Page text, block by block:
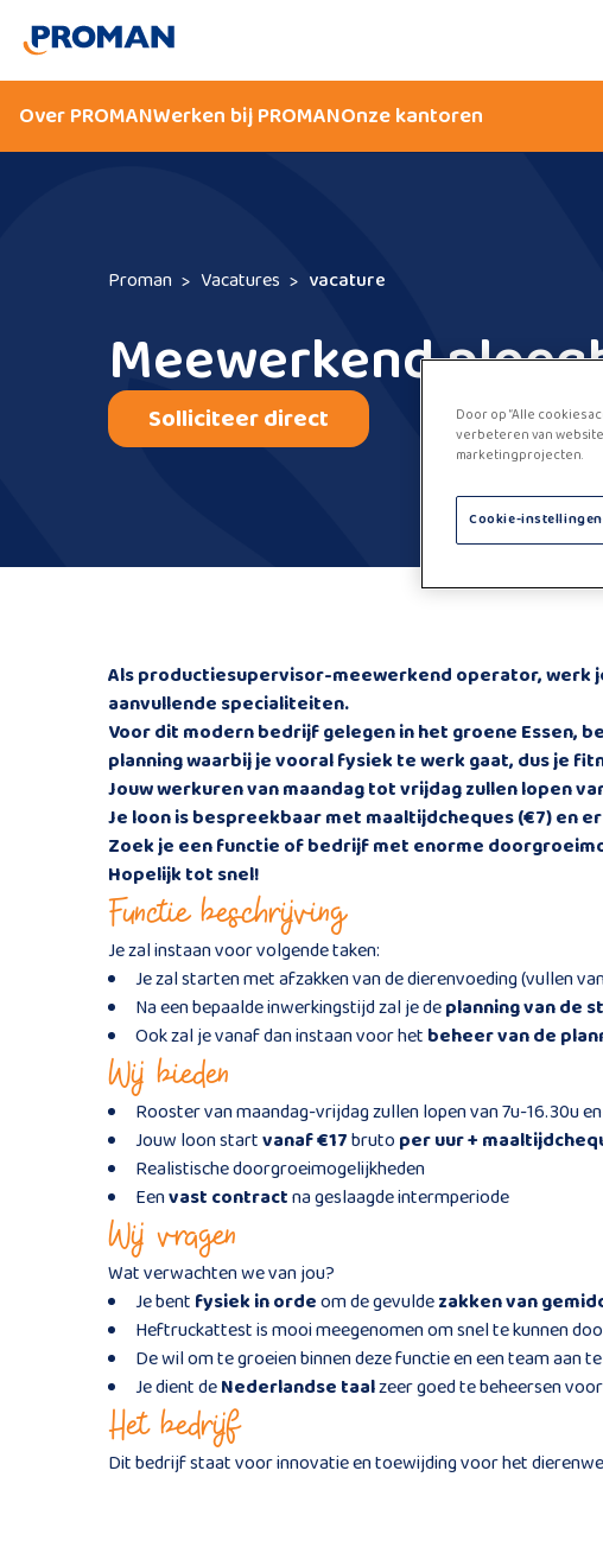
Over PROMANWerken bij PROMANOnze kantoren
Proman Vacatures vacature
Meewerkend
Solliciteer direct
Alsproductiesupervisor-meewerkend operator,werk
aanvullende specialiteiten.
Voor dit modern bedrijf gelegen in het groene Essen,
planning waarbij je vooralfysiek te werkgaat, dus je
Jouw werkuren vanmaandag tot vrijdag zullen lopen
Je loon is bespreekbaarmet maaltijdcheques (€7)en
Zoek je een functie of bedrijf met enorme
Hopelijk tot snel!
Functie beschrijving
Je zal instaan voor volgende taken:
Je zal starten met afzakken van de dierenvoeding (vullen
Na een bepaalde inwerkingstijd zal je deplanning van de
Ook zal je vanaf dan instaan voor het beheer van de
Wij bieden
Rooster van maandag-vrijdag zullen lopen van 7u-16.30u
Jouw loon startvanaf €17bruto per uur +
Realistische doorgroeimogelijkheden
Eenvast contractna geslaagde intermperiode
Wij vragen
Wat verwachten we van jou?
Je bent fysiek in ordeom de gevuldezakken van
Heftruckattest is mooi meegenomen om snel te kunnen
De wil om te groeien binnen deze functie en een team aan
Je dient deNederlandse taalzeer goed te beheersen
Het bedrijf
Dit bedrijf staat voor innovatie en toewijding voor het
Door op “Alle cookies
verbeteren van
marketingprojecten.
Cookie-instellingen